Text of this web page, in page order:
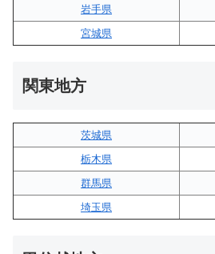
岩手県
宮城県
関東地方
茨城県
栃木県
群馬県
埼玉県